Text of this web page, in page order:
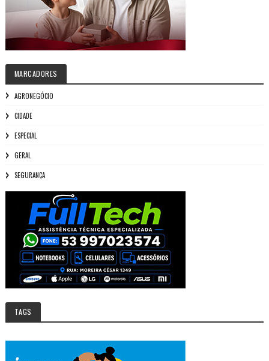
MARCADORES
AGRONEGÓCIO
CIDADE
ESPECIAL
GERAL
SEGURANÇA
TAGS